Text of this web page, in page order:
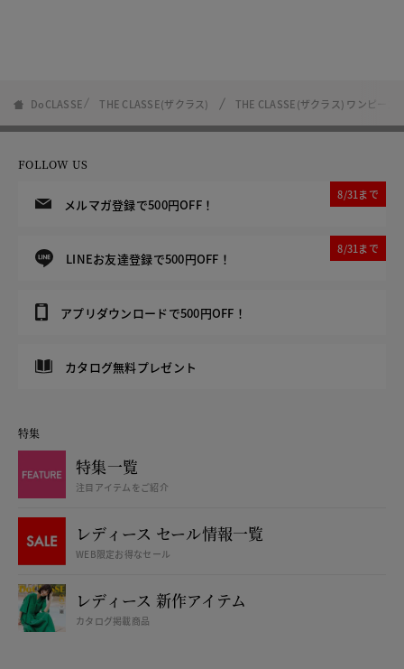
DoCLASSE THE CLASSE(ザクラス) THE CLASSE(ザクラス) ワンピース
FOLLOW US
メルマガ登録で500円OFF！
8/31まで
LINEお友達登録で500円OFF！
8/31まで
アプリダウンロードで500円OFF！
カタログ無料プレゼント
特集
特集一覧
注目アイテムをご紹介
レディース セール情報一覧
WEB限定お得なセール
レディース 新作アイテム
カタログ掲載商品